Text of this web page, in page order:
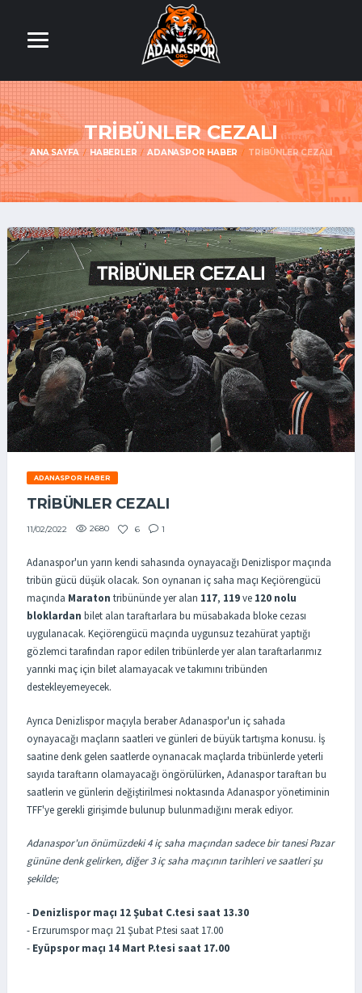
TRİBÜNLER CEZALI
ANA SAYFA HABERLER ADANASPOR HABER TRİBÜNLER CEZALI
ADANASPOR HABER
TRİBÜNLER CEZALI
11/02/2022 2680 6 1
Adanaspor'un yarın kendi sahasında oynayacağı Denizlispor maçında
tribün gücü düşük olacak. Son oynanan iç saha maçı Keçiörengücü
maçında Maraton tribününde yer alan 117, 119ve 120 nolu
bloklardan bilet alan taraftarlara bu müsabakada bloke cezası
uygulanacak. Keçiörengücü maçında uygunsuz tezahürat yaptığı
gözlemci tarafından rapor edilen tribünlerde yer alan taraftarlarımız
yarınki maç için bilet alamayacak ve takımını tribünden
destekleyemeyecek.
Ayrıca Denizlispor maçıyla beraber Adanaspor'un iç sahada
oynayacağı maçların saatleri ve günleri de büyük tartışma konusu. İş
saatine denk gelen saatlerde oynanacak maçlarda tribünlerde yeterli
sayıda taraftarın olamayacağı öngörülürken, Adanaspor taraftarı bu
saatlerin ve günlerin değiştirilmesi noktasında Adanaspor yönetiminin
TFF'ye gerekli girişimde bulunup bulunmadığını merak ediyor.
Adanaspor'un önümüzdeki 4 iç saha maçından sadece bir tanesi Pazar
gününe denk gelirken, diğer 3 iç saha maçının tarihleri ve saatleri şu
şekilde;
- Denizlispor maçı 12 Şubat C.tesi saat 13.30
- Erzurumspor maçı 21 Şubat P.tesi saat 17.00
- Eyüpspor maçı 14 Mart P.tesi saat 17.00